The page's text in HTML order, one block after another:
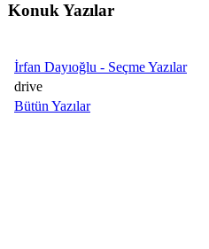
Konuk Yazılar
İrfan Dayıoğlu - Seçme Yazılar
drive
Bütün Yazılar